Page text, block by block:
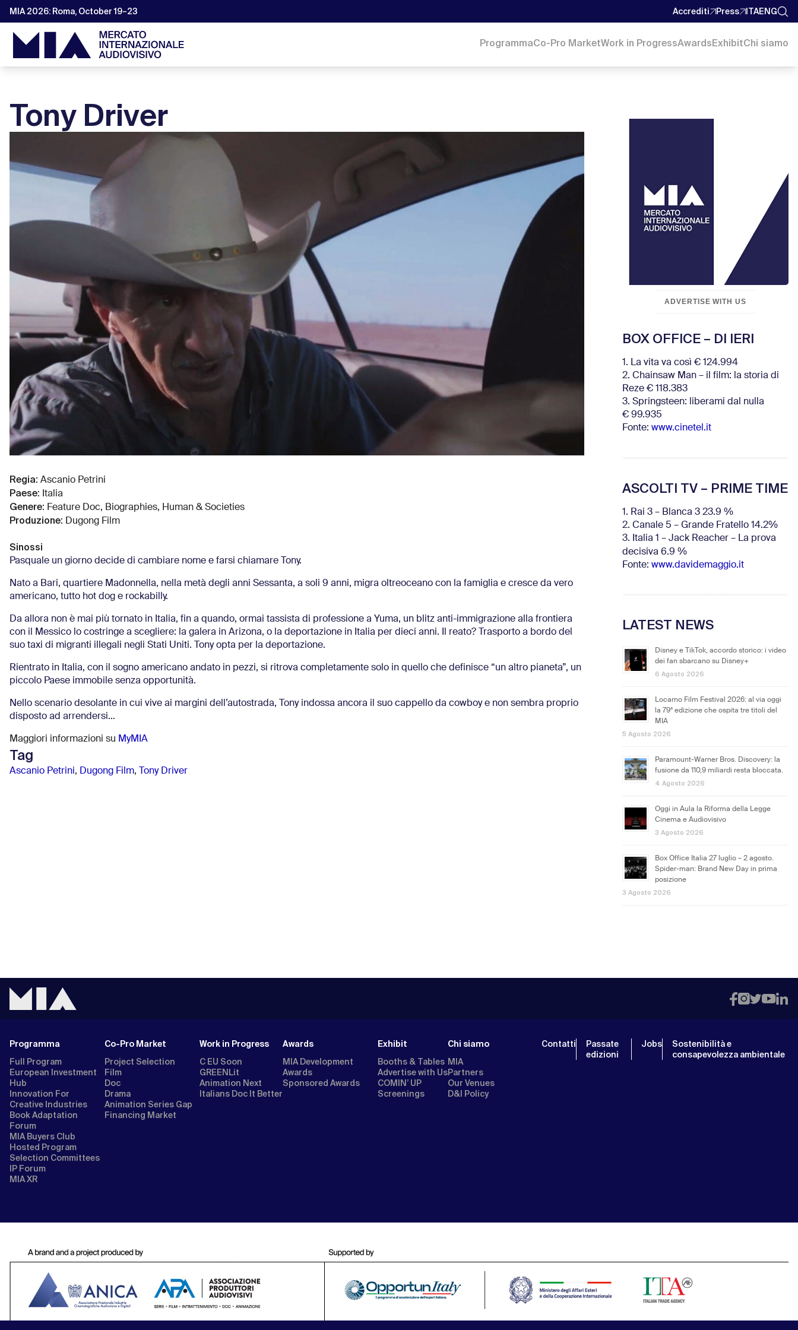
MIA 2026: Roma, October 19–23 Accrediti Press ITAENG
ProgrammaCo-Pro MarketWork in ProgressAwardsExhibitChi siamo
Tony Driver
Regia: Ascanio Petrini
Paese: Italia
Genere: Feature Doc, Biographies, Human & Societies
Produzione: Dugong Film
Sinossi
Pasquale un giorno decide di cambiare nome e farsi chiamare Tony.
Nato a Bari, quartiere Madonnella, nella metà degli anni Sessanta, a soli 9 anni, migra oltreoceano con la famiglia e cresce da vero
americano, tutto hot dog e rockabilly.
Da allora non è mai più tornato in Italia, fin a quando, ormai tassista di professione a Yuma, un blitz anti-immigrazione alla frontiera
con il Messico lo costringe a scegliere: la galera in Arizona, o la deportazione in Italia per dieci anni. Il reato? Trasporto a bordo del
suo taxi di migranti illegali negli Stati Uniti. Tony opta per la deportazione.
Rientrato in Italia, con il sogno americano andato in pezzi, si ritrova completamente solo in quello che definisce “un altro pianeta”, un
piccolo Paese immobile senza opportunità.
Nello scenario desolante in cui vive ai margini dell’autostrada, Tony indossa ancora il suo cappello da cowboy e non sembra proprio
disposto ad arrendersi…
Maggiori informazioni su MyMIA
Tag
Ascanio Petrini, Dugong Film, Tony Driver
ADVERTISE WITH US
BOX OFFICE – DI IERI
1. La vita va così € 124.994
2. Chainsaw Man – il film: la storia di
Reze € 118.383
3. Springsteen: liberami dal nulla
€ 99.935
Fonte: www.cinetel.it
ASCOLTI TV – PRIME TIME
1. Rai 3 – Blanca 3 23.9 %
2. Canale 5 – Grande Fratello 14.2%
3. Italia 1 – Jack Reacher – La prova
decisiva 6.9 %
Fonte: www.davidemaggio.it
LATEST NEWS
Disney e TikTok, accordo storico: i video
dei fan sbarcano su Disney+
6 Agosto 2026
Locarno Film Festival 2026: al via oggi
la 79ª edizione che ospita tre titoli del
MIA
5 Agosto 2026
Paramount-Warner Bros. Discovery: la
fusione da 110,9 miliardi resta bloccata.
4 Agosto 2026
Oggi in Aula la Riforma della Legge
Cinema e Audiovisivo
3 Agosto 2026
Box Office Italia 27 luglio – 2 agosto.
Spider-man: Brand New Day in prima
posizione
3 Agosto 2026
Programma
Full Program
European Investment
Hub
Innovation For
Creative Industries
Book Adaptation
Forum
MIA Buyers Club
Hosted Program
Selection Committees
IP Forum
MIA XR
Co-Pro Market
Project Selection
Film
Doc
Drama
Animation Series Gap
Financing Market
Work in Progress
C EU Soon
GREENLit
Animation Next
Italians Doc It Better
Awards
MIA Development
Awards
Sponsored Awards
Exhibit
Booths & Tables
Advertise with Us
COMIN’ UP
Screenings
Chi siamo
MIA
Partners
Our Venues
D&I Policy
Contatti
Passate
edizioni
Jobs
Sostenibilità e
consapevolezza ambientale